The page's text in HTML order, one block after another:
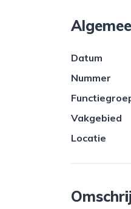
Datum
Nummer
Vakgebied
Locatie